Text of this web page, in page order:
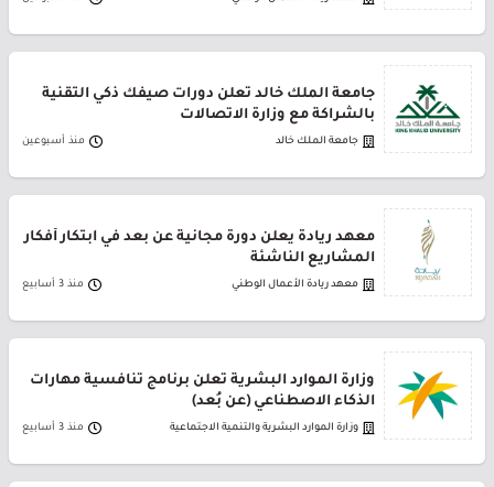
جامعة الملك خالد تعلن دورات صيفك ذكي التقنية
بالشراكة مع وزارة الاتصالات
جامعة الملك خالد منذ أسبوعين
معهد ريادة يعلن دورة مجانية عن بعد في ابتكار أفكار
المشاريع الناشئة
معهد ريادة الأعمال الوطني منذ 3 أسابيع
وزارة الموارد البشرية تعلن برنامج تنافسية مهارات
الذكاء الاصطناعي (عن بُعد)
وزارة الموارد البشرية والتنمية الاجتماعية منذ 3 أسابيع